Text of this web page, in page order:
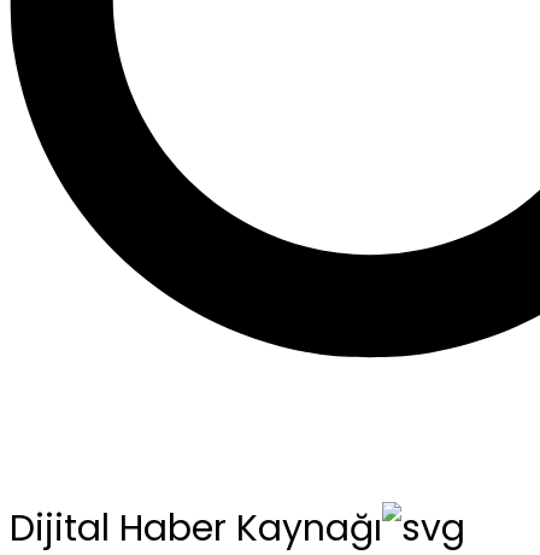
Dijital Haber Kaynağı